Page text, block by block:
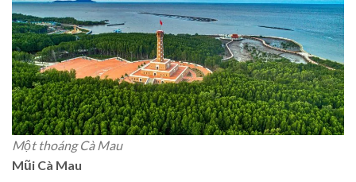
Một thoáng Cà Mau
Mũi Cà Mau